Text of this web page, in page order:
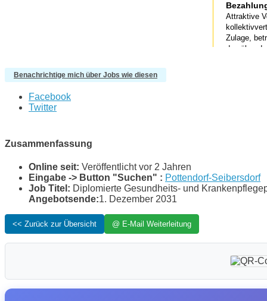
Benachrichtige mich über Jobs wie diesen
Facebook
Twitter
Zusammenfassung
Online seit: Veröffentlicht vor 2 Jahren
Eingabe -> Button "Suchen" : Pottendorf-Seibersdorf
Job Titel: Diplomierte Gesundheits- und
Angebotsende:1. Dezember 2031